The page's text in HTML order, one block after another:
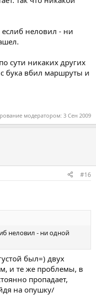
еслиб неловил - ни
сути никаких других
бука вбил маршруты и
модератором: 3 Сен 2009
#16
неловил - ни одной
был=) двух
и те же проблемы, в
пропадает,
на опушку/